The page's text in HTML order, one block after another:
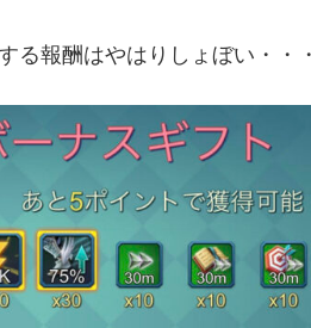
る報酬はやはりしょぼい・・・